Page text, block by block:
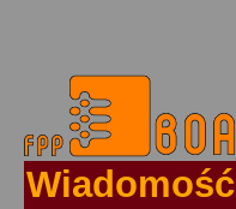
Wiadomość